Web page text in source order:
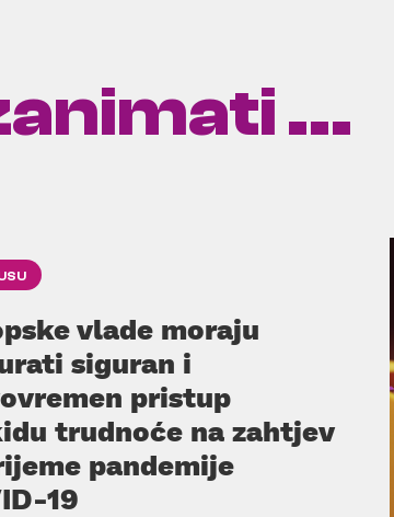
...
vlade moraju
siguran i
pristup
trudnoće na zahtjev
pandemije
19